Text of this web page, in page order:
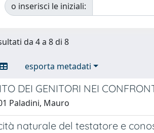
o inserisci le iniziali:
da 4 a 8 di 8
esporta metadati
DEI GENITORI NEI
Paladini, Mauro
naturale del testatore e